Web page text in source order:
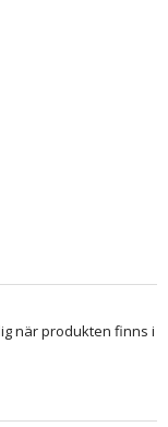
när produkten finns i